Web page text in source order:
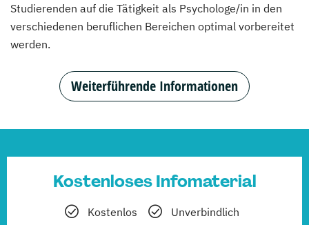
Studierenden auf die Tätigkeit als Psychologe/in in den
verschiedenen beruflichen Bereichen optimal vorbereitet
werden.
Weiterführende Informationen
Kostenloses Infomaterial
Kostenlos
Unverbindlich